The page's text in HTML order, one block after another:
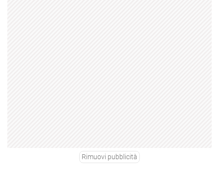
Rimuovi pubblicità